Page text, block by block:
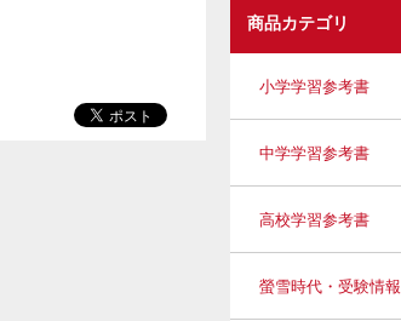
商品カテゴリ
小学学習参考書
中学学習参考書
高校学習参考書
螢雪時代・受験情報